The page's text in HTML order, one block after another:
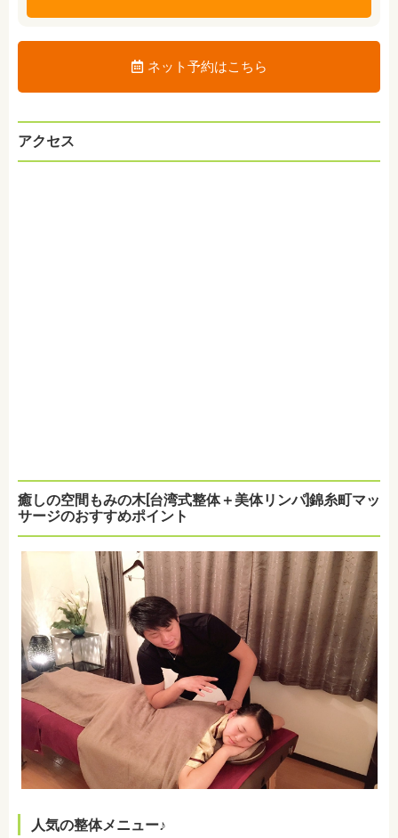
ネット予約はこちら
アクセス
癒しの空間もみの木[台湾式整体＋美体リンパ]錦糸町マッ
サージのおすすめポイント
人気の整体メニュー♪